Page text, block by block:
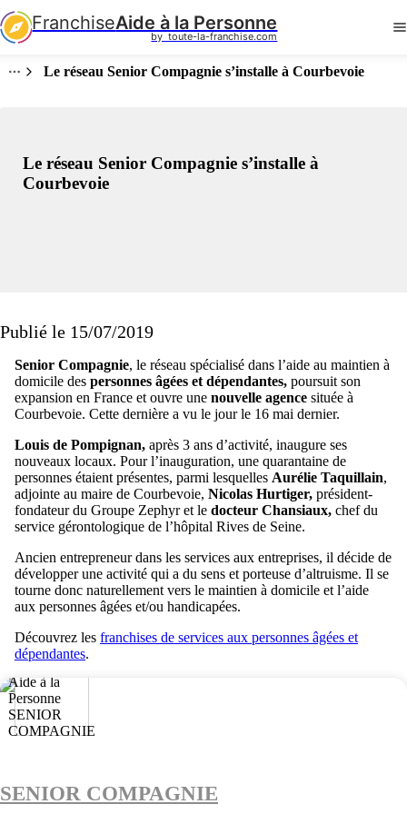
FranchiseAide à la Personne
by  toute-la-franchise.com
Le réseau Senior Compagnie s’installe à Courbevoie
Le réseau Senior Compagnie s’installe à
Courbevoie
Publié le 15/07/2019
Senior Compagnie, le réseau spécialisé dans l’aide au maintien à
domicile des personnes âgées et dépendantes, poursuit son
expansion en France et ouvre une nouvelle agence située à
Courbevoie. Cette dernière a vu le jour le 16 mai dernier.
Louis de Pompignan, après 3 ans d’activité, inaugure ses
nouveaux locaux. Pour l’inauguration, une quarantaine de
personnes étaient présentes, parmi lesquelles Aurélie Taquillain,
adjointe au maire de Courbevoie, Nicolas Hurtiger, président-
fondateur du Groupe Zephyr et le docteur Chansiaux, chef du
service gérontologique de l’hôpital Rives de Seine.
Ancien entrepreneur dans les services aux entreprises, il décide de
développer une activité qui a du sens et porteuse d’altruisme. Il se
tourne donc naturellement vers le maintien à domicile et l’aide
aux personnes âgées et/ou handicapées.
Découvrez les franchises de services aux personnes âgées et
dépendantes.
SENIOR COMPAGNIE